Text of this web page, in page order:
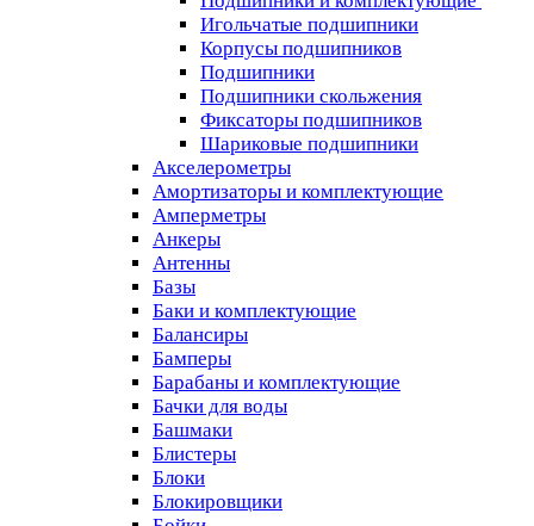
Игольчатые подшипники
Корпусы подшипников
Подшипники
Подшипники скольжения
Фиксаторы подшипников
Шариковые подшипники
Акселерометры
Амортизаторы и комплектующие
Амперметры
Анкеры
Антенны
Базы
Баки и комплектующие
Балансиры
Бамперы
Барабаны и комплектующие
Бачки для воды
Башмаки
Блистеры
Блоки
Блокировщики